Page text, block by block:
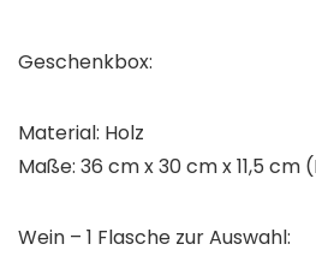
Geschenkbox:
Material: Holz
Maße: 36 cm x 30 cm x 11,5 cm
Wein – 1 Flasche zur Auswahl: